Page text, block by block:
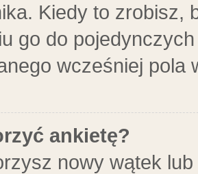
Kiedy to zrobisz,
go do
wcześniej pola
ankietę?
nowy wątek